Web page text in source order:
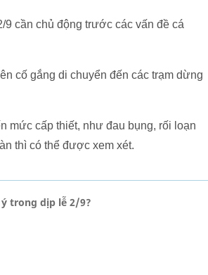
9 cần chủ động trước các vấn đề cá
cố gắng di chuyển đến các trạm dừng
mức cấp thiết, như đau bụng, rối loạn
thì có thể được xem xét.
trong dịp lễ 2/9?